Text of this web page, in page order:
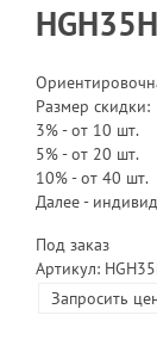
Размер скидки:
3% - от 10 шт.
5% - от 20 шт.
10% - от 40 шт.
Далее -
Под заказ
Артикул:
Запросить